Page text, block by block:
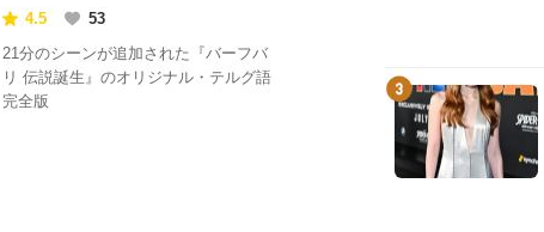
4.5
53
21分のシーンが追加された『バーフバ
リ 伝説誕生』のオリジナル・テルグ語
完全版